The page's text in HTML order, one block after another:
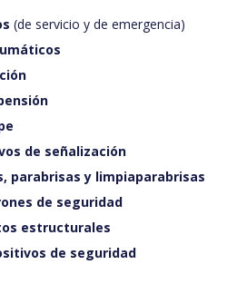
(de servicio y de emergencia)
de señalización
parabrisas y limpiaparabrisas
de seguridad
estructurales
de seguridad